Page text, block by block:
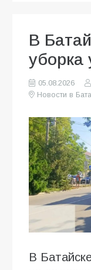
В
уборка
05.08.2026
Новости в
В